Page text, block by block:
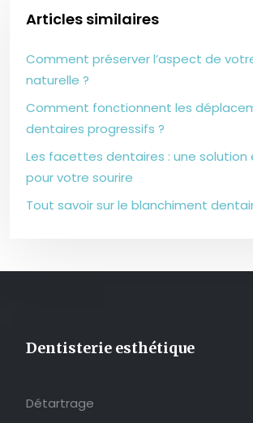
Articles similaires
Comment préserver l’aspect de
naturelle ?
Comment fonctionnent les
dentaires progressifs ?
Les facettes dentaires : une
pour votre sourire
Tout savoir sur le blanchiment
Dentisterie esthétique
Détartrage